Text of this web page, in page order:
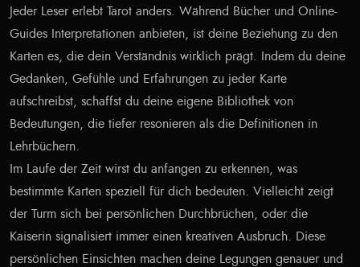
Jeder Leser erlebt Tarot anders. Während Bücher und Online-
Guides Interpretationen anbieten, ist deine Beziehung zu den
Karten es, die dein Verständnis wirklich prägt. Indem du deine
Gedanken, Gefühle und Erfahrungen zu jeder Karte
aufschreibst, schaffst du deine eigene Bibliothek von
Bedeutungen, die tiefer resonieren als die Definitionen in
Lehrbüchern.
Im Laufe der Zeit wirst du anfangen zu erkennen, was
bestimmte Karten speziell für dich bedeuten. Vielleicht zeigt
der Turm sich bei persönlichen Durchbrüchen, oder die
Kaiserin signalisiert immer einen kreativen Ausbruch. Diese
persönlichen Einsichten machen deine Legungen genauer und